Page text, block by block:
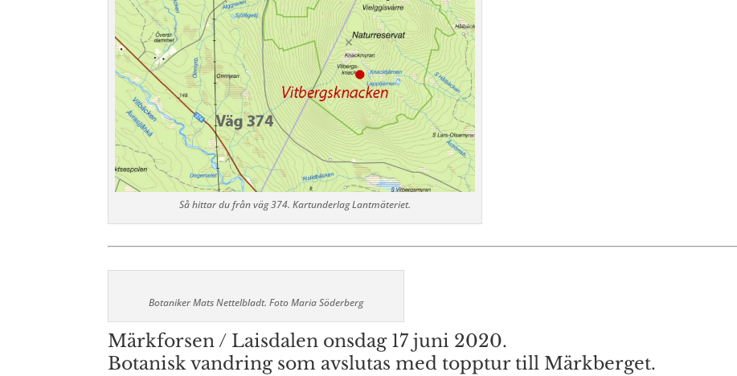
Så hittar du från väg 374. Kartunderlag Lantmäteriet.
Botaniker Mats Nettelbladt. Foto Maria Söderberg
Märkforsen / Laisdalen onsdag 17 juni 2020.
Botanisk vandring som avslutas med topptur till Märkberget.